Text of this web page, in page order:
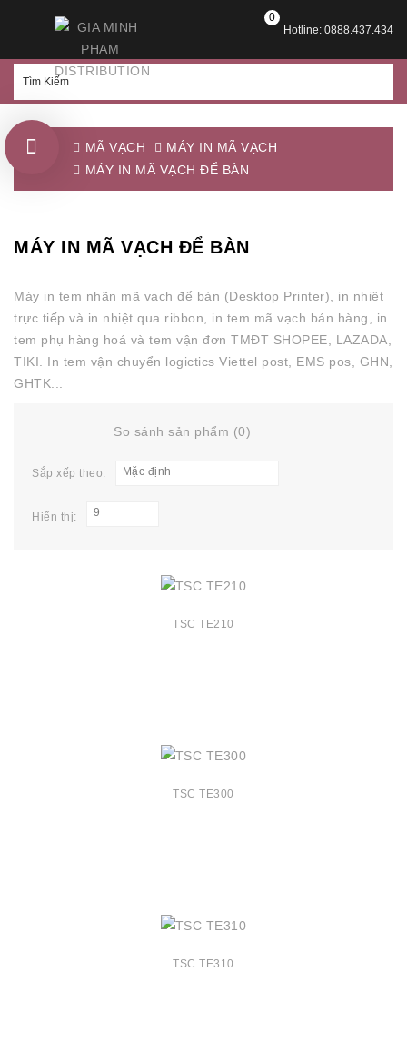
Hotline: 0888.437.434
0
MÃ VẠCH
MÁY IN MÃ VẠCH
MÁY IN MÃ VẠCH ĐỂ BÀN
MÁY IN MÃ VẠCH ĐỂ BÀN
Máy in tem nhãn mã vạch để bàn (Desktop Printer), in nhiệt
trực tiếp và in nhiệt qua ribbon, in tem mã vạch bán hàng, in
tem phụ hàng hoá và tem vận đơn TMĐT SHOPEE, LAZADA,
TIKI. In tem vận chuyển logictics Viettel post, EMS pos, GHN,
GHTK...
So sánh sản phẩm (0)
Sắp xếp theo: Mặc định
Hiển thị: 9
TSC TE210
TSC TE300
TSC TE310